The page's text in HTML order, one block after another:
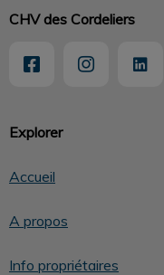
Explorer
Accueil
A propos
Info propriétaires
CHV des Cordeliers